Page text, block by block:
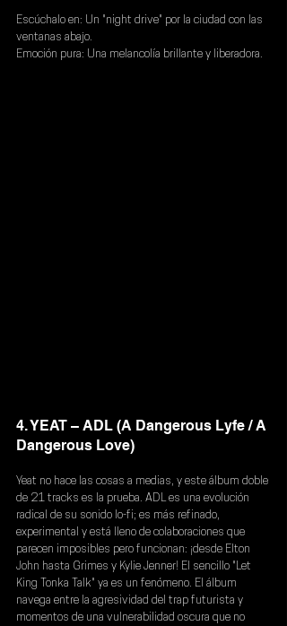
Escúchalo en: Un "night drive" por la ciudad con las
ventanas abajo.
Emoción pura: Una melancolía brillante y liberadora.
4. YEAT – ADL (A Dangerous Lyfe / A
Dangerous Love)
Yeat no hace las cosas a medias, y este álbum doble
de 21 tracks es la prueba. ADL es una evolución
radical de su sonido lo-fi; es más refinado,
experimental y está lleno de colaboraciones que
parecen imposibles pero funcionan: ¡desde Elton
John hasta Grimes y Kylie Jenner! El sencillo "Let
King Tonka Talk" ya es un fenómeno. El álbum
navega entre la agresividad del trap futurista y
momentos de una vulnerabilidad oscura que no